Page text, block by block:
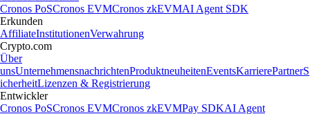
Cronos PoSCronos EVMCronos zkEVMAI Agent SDK
Erkunden
AffiliateInstitutionenVerwahrung
Crypto.com
Über
unsUnternehmensnachrichtenProduktneuheitenEventsKarrierePartnerS
icherheitLizenzen & Registrierung
Entwickler
Cronos PoSCronos EVMCronos zkEVMPay SDKAI Agent